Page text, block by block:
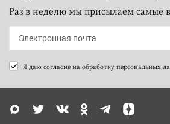
Раз в неделю мы присылаем самые
Я даю согласие на обработку персональных